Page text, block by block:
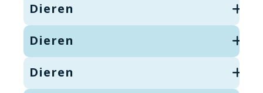
Dieren
Dieren
Dieren